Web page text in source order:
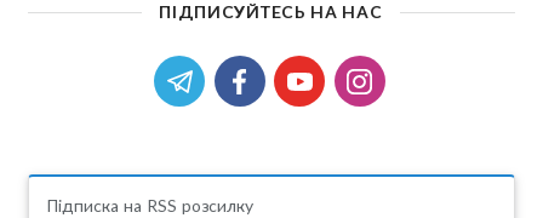
ПІДПИСУЙТЕСЬ НА НАС
Підписка на RSS розсилку